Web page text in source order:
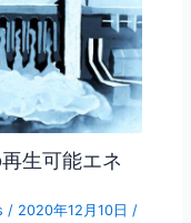
生可能エネ
/ 2020年12月10日/